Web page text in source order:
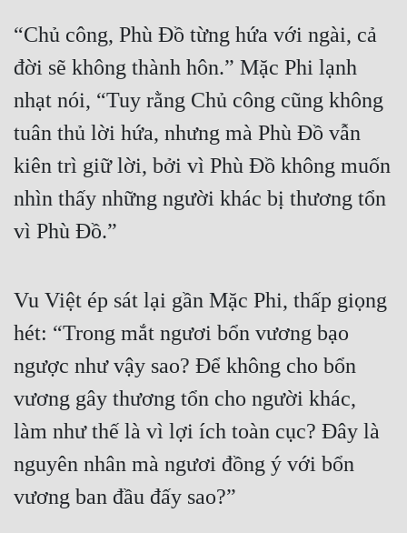
Góc Nhìn Nữ
Huyền Huyễn
Huyền Nghi
Hài Hước
Hệ Thống
Khoa Huyễn
Khoa Huyễn Không Gian
Kinh Dị
Kiếm Hiệp
Kỳ Huyễn
Kỳ Ảo
“Chủ công, Phù Đồ từng hứa với ngài, cả
đời sẽ không thành hôn.” Mặc Phi lạnh
nhạt nói, “Tuy rằng Chủ công cũng không
tuân thủ lời hứa, nhưng mà Phù Đồ vẫn
kiên trì giữ lời, bởi vì Phù Đồ không muốn
nhìn thấy những người khác bị thương tổn
vì Phù Đồ.”
Vu Việt ép sát lại gần Mặc Phi, thấp giọng
hét: “Trong mắt ngươi bổn vương bạo
ngược như vậy sao? Để không cho bổn
vương gây thương tổn cho người khác,
làm như thế là vì lợi ích toàn cục? Đây là
nguyên nhân mà ngươi đồng ý với bổn
vương ban đầu đấy sao?”